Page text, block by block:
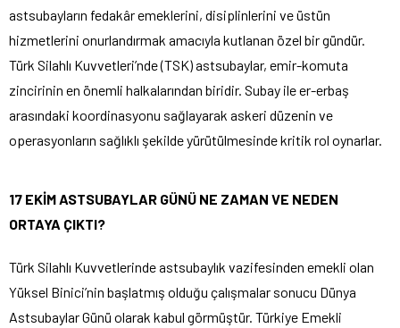
astsubayların fedakâr emeklerini, disiplinlerini ve üstün
hizmetlerini onurlandırmak amacıyla kutlanan özel bir gündür.
Türk Silahlı Kuvvetleri’nde (TSK) astsubaylar, emir-komuta
zincirinin en önemli halkalarından biridir. Subay ile er-erbaş
arasındaki koordinasyonu sağlayarak askeri düzenin ve
operasyonların sağlıklı şekilde yürütülmesinde kritik rol oynarlar.
17 EKİM ASTSUBAYLAR GÜNÜ NE ZAMAN VE NEDEN
ORTAYA ÇIKTI?
Türk Silahlı Kuvvetlerinde astsubaylık vazifesinden emekli olan
Yüksel Binici’nin başlatmış olduğu çalışmalar sonucu Dünya
Astsubaylar Günü olarak kabul görmüştür. Türkiye Emekli